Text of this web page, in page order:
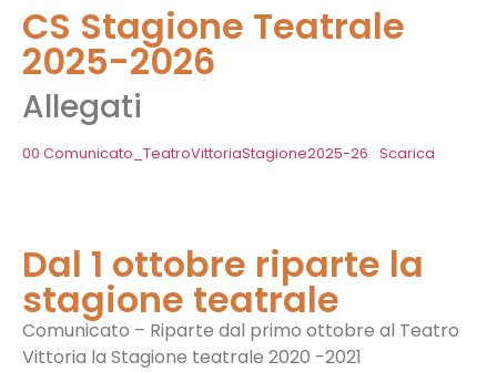
CS Stagione Teatrale
2025-2026
Allegati
00 Comunicato_TeatroVittoriaStagione2025-26 Scarica
Dal 1 ottobre riparte la
stagione teatrale
Comunicato – Riparte dal primo ottobre al Teatro
Vittoria la Stagione teatrale 2020 -2021